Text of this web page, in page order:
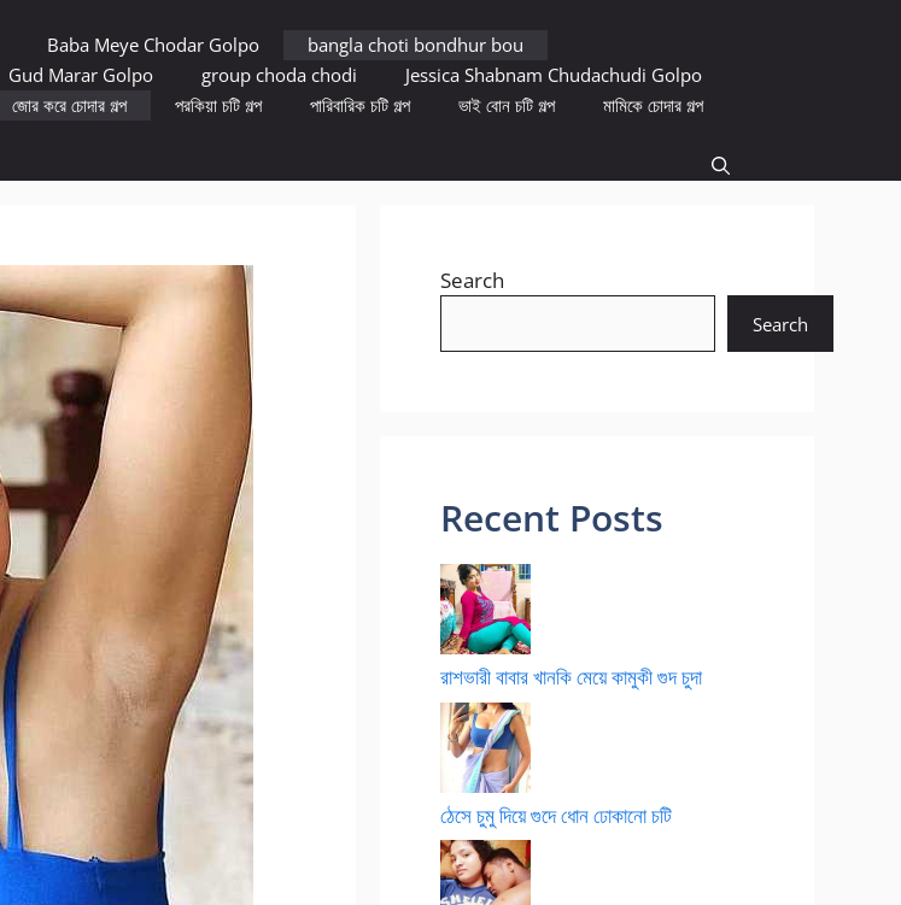
Baba Meye Chodar Golpo
bangla choti bondhur bou
Gud Marar Golpo group choda chodi
Jessica Shabnam Chudachudi Golpo
জোর করে চোদার গল্প পরকিয়া চটি গল্প পারিবারিক চটি গল্প ভাই বোন চটি গল্প
মামিকে চোদার গল্প
Search
Search
Recent Posts
রাশভারী বাবার খানকি মেয়ে কামুকী গুদ চুদা
ঠেসে চুমু দিয়ে গুদে ধোন ঢোকানো চটি